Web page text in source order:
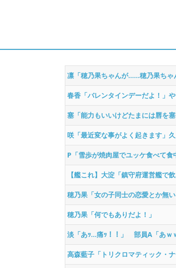
凛「穂乃果ちゃんが……穂乃果ち
春香「バレンタインデーだよ！」
塞「能力もいいけどたまには唇を塞
咲「最近変な事がよく起きます」久
P「雪歩が焼肉屋でユッケ食べて食
【艦これ】大淀「鎮守府運営艦で
穂乃果「女の子同士の恋愛とか無
穂乃果「何でもありだよ！」
淡「あｯ…痛ｯ！！」 部員A「あｗ
高森藍子「トリクロマティック・